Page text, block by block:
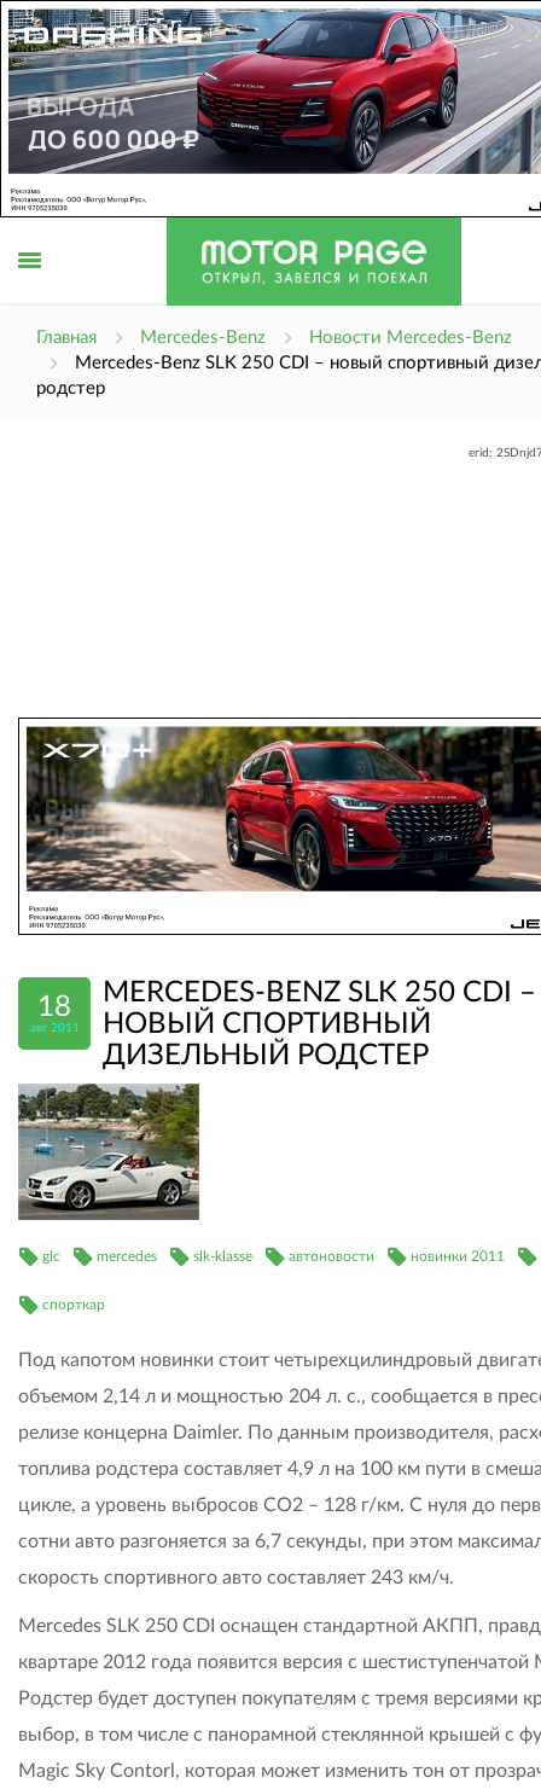
Главная Mercedes-Benz
Новости Mercedes-Benz
Mercedes-Benz SLK 250 CDI – новый спортивный
родстер
erid:
18
авг 2011
MERCEDES-BENZ SLK 250 CDI –
НОВЫЙ СПОРТИВНЫЙ
ДИЗЕЛЬНЫЙ РОДСТЕР
glc mercedes slk-klasse автоновости новинки 2011
спорткар
Под капотом новинки стоит четырехцилиндровый
объемом 2,14 л и мощностью 204 л. с., сообщается в
релизе концерна Daimler. По данным производителя,
топлива родстера составляет 4,9 л на 100 км пути в
цикле, а уровень выбросов CO2 – 128 г/км. С нуля до
сотни авто разгоняется за 6,7 секунды, при этом
скорость спортивного авто составляет 243 км/ч.
Mercedes SLK 250 CDI оснащен стандартной АКПП,
квартаре 2012 года появится версия с
Родстер будет доступен покупателям с тремя версиями
выбор, в том числе с панорамной стеклянной крышей с
Magic Sky Contorl, которая может изменить тон от